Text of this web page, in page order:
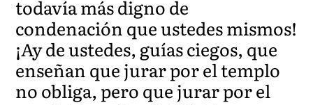
todavía más digno de
condenación que ustedes mismos!
¡Ay de ustedes, guías ciegos, que
enseñan que jurar por el templo
no obliga, pero que jurar por el